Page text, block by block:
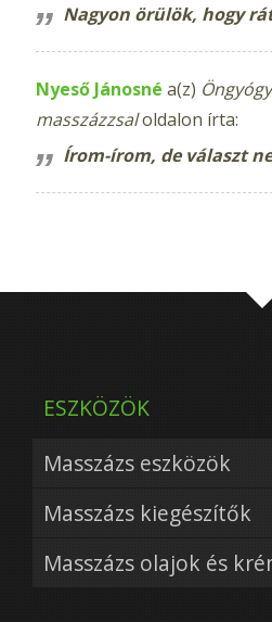
Nagyon örülök, hogy
Nyeső Jánosné a(z)
masszázzsaloldalon írta:
Írom-írom, de választ
ESZKÖZÖK
Masszázs eszközök
Masszázs kiegészítők
Masszázs olajok és